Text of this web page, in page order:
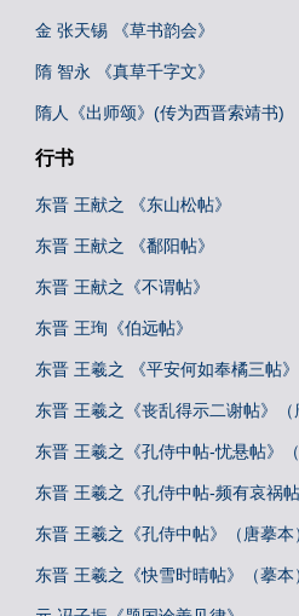
金 张天锡 《草书韵会》
隋 智永 《真草千字文》
隋人《出师颂》(传为西晋索靖书)
行书
东晋 王献之 《东山松帖》
东晋 王献之 《鄱阳帖》
东晋 王献之《不谓帖》
东晋 王珣《伯远帖》
东晋 王羲之 《平安何如奉橘三帖》
东晋 王羲之《丧乱得示二谢帖》（
东晋 王羲之《孔侍中帖-忧悬帖》（
东晋 王羲之《孔侍中帖-频有哀祸帖
东晋 王羲之《孔侍中帖》（唐摹本
东晋 王羲之《快雪时晴帖》（摹本